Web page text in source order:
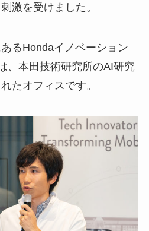
激を受けました。
るHondaイノベーション
、本田技術研究所のAI研究
たオフィスです。